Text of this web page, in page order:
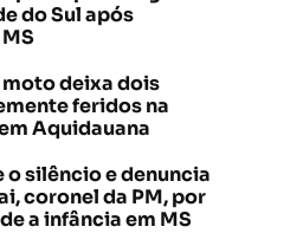
do Sul após
deixa dois
feridos na
Aquidauana
o silêncio e denuncia
coronel da PM, por
a infância em MS